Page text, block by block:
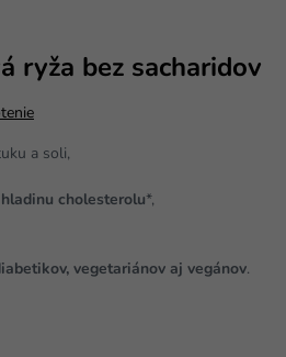
ryža bez sacharidov
a soli,
cholesterolu*,
vegetariánov aj vegánov.